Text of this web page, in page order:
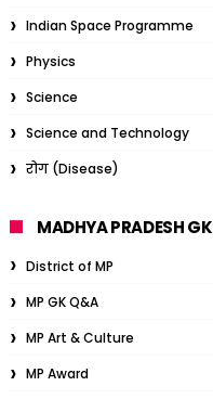
Indian Space Programme
Physics
Science
Science and Technology
रोग (Disease)
MADHYA PRADESH GK
District of MP
MP GK Q&A
MP Art & Culture
MP Award